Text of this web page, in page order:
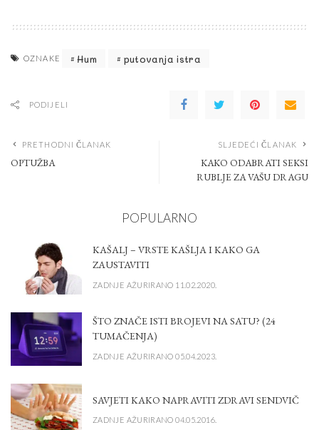
OZNAKE Hum putovanja istra
PODIJELI
PRETHODNI ČLANAK
OPTUŽBA
SLJEDEĆI ČLANAK
KAKO ODABRATI SEKSI
RUBLJE ZA VAŠU DRAGU
POPULARNO
KAŠALJ – VRSTE KAŠLJA I KAKO GA
ZAUSTAVITI
ZADNJE AŽURIRANO 11.02.2020.
ŠTO ZNAČE ISTI BROJEVI NA SATU? (24
TUMAČENJA)
ZADNJE AŽURIRANO 05.04.2023.
SAVJETI KAKO NAPRAVITI ZDRAVI SENDVIČ
ZADNJE AŽURIRANO 04.05.2016.